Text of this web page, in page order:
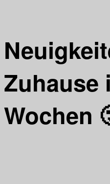
Zuhause
Wochen